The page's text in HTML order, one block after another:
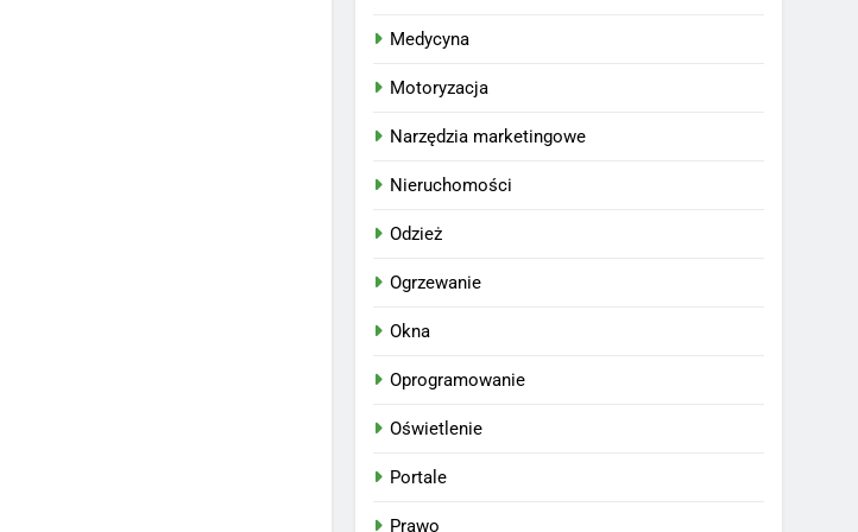
Medycyna
Motoryzacja
Narzędzia marketingowe
Nieruchomości
Odzież
Ogrzewanie
Okna
Oprogramowanie
Oświetlenie
Portale
Prawo